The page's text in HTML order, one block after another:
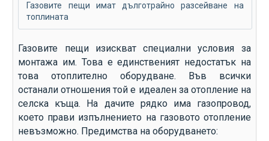
Газовите пещи имат дълготрайно разсейване на
топлината
Газовите пещи изискват специални условия за
монтажа им. Това е единственият недостатък на
това отоплително оборудване. Във всички
останали отношения той е идеален за отопление на
селска къща. На дачите рядко има газопровод,
което прави изпълнението на газовото отопление
невъзможно. Предимства на оборудването: